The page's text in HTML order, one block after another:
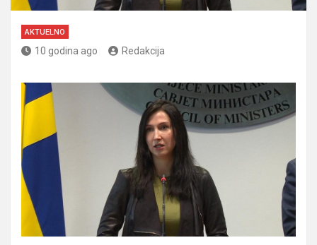
AKTUELNO
10 godina ago Redakcija